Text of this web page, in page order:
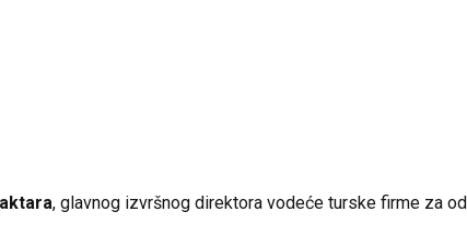
, glavnog izvršnog direktora vodeće turske firme za